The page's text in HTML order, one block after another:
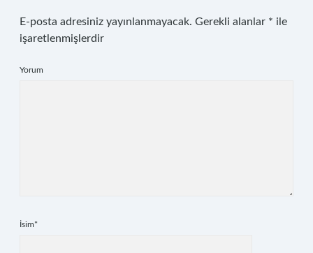
E-posta adresiniz yayınlanmayacak. Gerekli alanlar * ile
işaretlenmişlerdir
Yorum
İsim*